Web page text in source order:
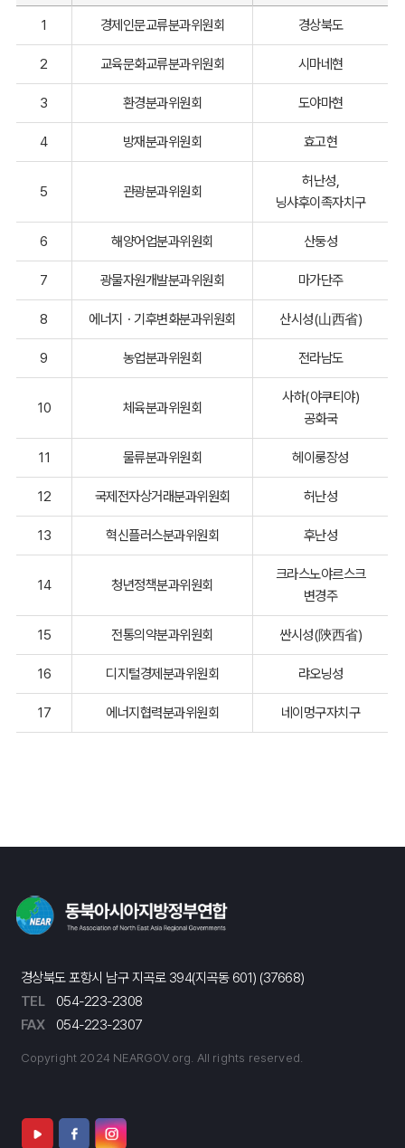
1 경제인문교류분과위원회 경상북도
2 교육문화교류분과위원회 시마네현
3 환경분과위원회 도야마현
4 방재분과위원회 효고현
5 관광분과위원회
허난성,
닝샤후이족자치구
6 해양어업분과위원회 산둥성
7 광물자원개발분과위원회 마가단주
8 에너지ㆍ기후변화분과위원회 산시성(山西省)
9 농업분과위원회 전라남도
10 체육분과위원회
사하(야쿠티야)
공화국
11 물류분과위원회 헤이룽장성
12 국제전자상거래분과위원회 허난성
13 혁신플러스분과위원회 후난성
14 청년정책분과위원회
크라스노야르스크
변경주
15 전통의약분과위원회 싼시성(陝西省)
16 디지털경제분과위원회 랴오닝성
17 에너지협력분과위원회 네이멍구자치구
경상북도 포항시 남구 지곡로 394(지곡동 601) (37668)
TEL
054-223-2308
FAX
054-223-2307
Copyright 2024 NEARGOV.org. All rights reserved.